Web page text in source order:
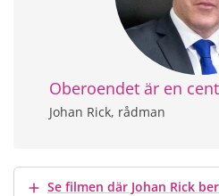
Oberoendet är en
Johan Rick, rådman
Visa merSe filmen där Johan Rick